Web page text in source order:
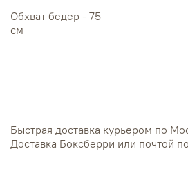
Обхват бедер - 75
Быстрая доставка курьером по
Доставка Боксберри или почтой